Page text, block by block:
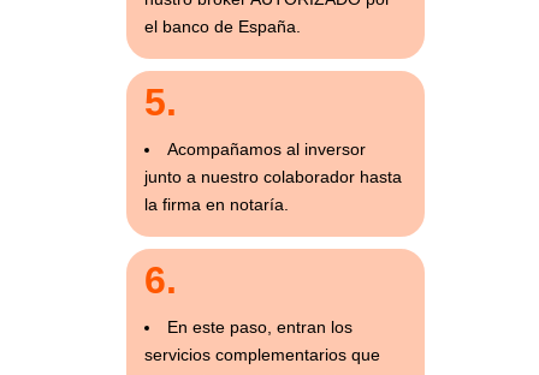
el banco de España.
5.
Acompañamos al inversor
junto a nuestro colaborador hasta
la firma en notaría.
6.
En este paso, entran los
servicios complementarios que